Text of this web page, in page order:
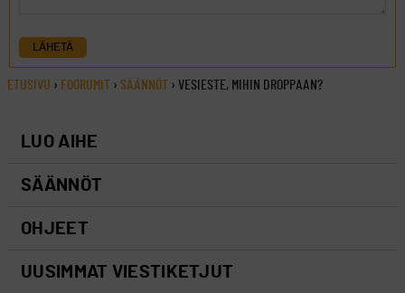
LÄHETÄ
ETUSIVU › FOORUMIT › SÄÄNNÖT › VESIESTE, MIHIN DROPPAAN?
LUO AIHE
SÄÄNNÖT
OHJEET
UUSIMMAT VIESTIKETJUT